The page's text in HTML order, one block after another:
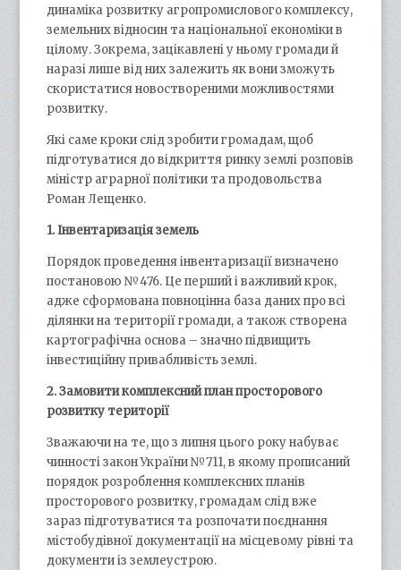
динаміка розвитку агропромислового комплексу,
земельних відносин та національної економіки в
цілому. Зокрема, зацікавлені у ньому громади й
наразі лише від них залежить як вони зможуть
скористатися новоствореними можливостями
розвитку.
Які саме кроки слід зробити громадам, щоб
підготуватися до відкриття ринку землі розповів
міністр аграрної політики та продовольства
Роман Лещенко.
1. Інвентаризація земель
Порядок проведення інвентаризації визначено
постановою №476. Це перший і важливий крок,
адже сформована повноцінна база даних про всі
ділянки на території громади, а також створена
картографічна основа – значно підвищить
інвестиційну привабливість землі.
2. Замовити комплексний план просторового
розвитку території
Зважаючи на те, що з липня цього року набуває
чинності закон України №711, в якому прописаний
порядок розроблення комплексних планів
просторового розвитку, громадам слід вже
зараз підготуватися та розпочати поєднання
містобудівної документації на місцевому рівні та
документи із землеустрою.